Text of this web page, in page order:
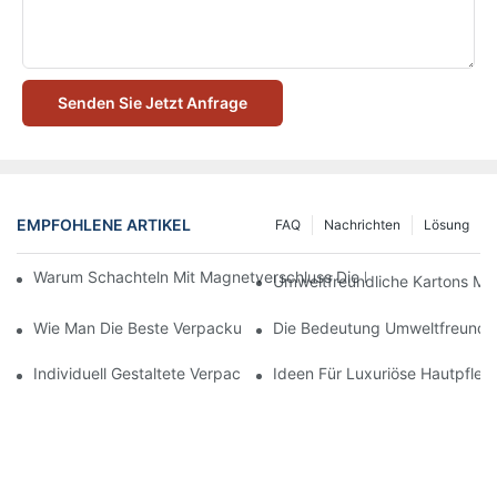
Senden Sie Jetzt Anfrage
EMPFOHLENE ARTIKEL Lösung
Nachrichten
FAQ
Warum Schachteln Mit Magnetverschluss Die Beste Wahl Für
Umweltfreundliche Kartons
Wie Man Die Beste Verpackung Für Hautpflegeprodukte Zum
Die Bedeutung
Individuell Gestaltete Verpackungen Für Hautpflegeprodukte,
Ideen Für Luxuriöse